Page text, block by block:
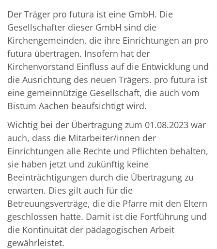
Der Träger pro futura ist eine GmbH. Die
Gesellschafter dieser GmbH sind die
Kirchengemeinden, die ihre Einrichtungen an pro
futura übertragen. Insofern hat der
Kirchenvorstand Einfluss auf die Entwicklung und
die Ausrichtung des neuen Trägers. pro futura ist
eine gemeinnützige Gesellschaft, die auch vom
Bistum Aachen beaufsichtigt wird.
Wichtig bei der Übertragung zum 01.08.2023 war
auch, dass die Mitarbeiter/innen der
Einrichtungen alle Rechte und Pflichten behalten,
sie haben jetzt und zukünftig keine
Beeinträchtigungen durch die Übertragung zu
erwarten. Dies gilt auch für die
Betreuungsverträge, die die Pfarre mit den Eltern
geschlossen hatte. Damit ist die Fortführung und
die Kontinuität der pädagogischen Arbeit
gewährleistet.